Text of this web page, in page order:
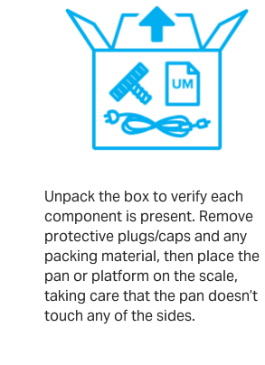
Unpack the box to verify each
component is present. Remove
protective plugs/caps and any
packing material, then place the
pan or platform on the scale,
taking care that the pan doesn’t
touch any of the sides.